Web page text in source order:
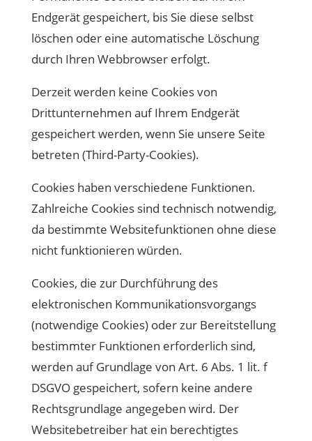
Endgerät gespeichert, bis Sie diese selbst
löschen oder eine automatische Löschung
durch Ihren Webbrowser erfolgt.
Derzeit werden keine Cookies von
Drittunternehmen auf Ihrem Endgerät
gespeichert werden, wenn Sie unsere Seite
betreten (Third-Party-Cookies).
Cookies haben verschiedene Funktionen.
Zahlreiche Cookies sind technisch notwendig,
da bestimmte Websitefunktionen ohne diese
nicht funktionieren würden.
Cookies, die zur Durchführung des
elektronischen Kommunikationsvorgangs
(notwendige Cookies) oder zur Bereitstellung
bestimmter Funktionen erforderlich sind,
werden auf Grundlage von Art. 6 Abs. 1 lit. f
DSGVO gespeichert, sofern keine andere
Rechtsgrundlage angegeben wird. Der
Websitebetreiber hat ein berechtigtes